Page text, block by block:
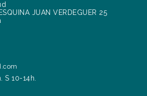
JUAN VERDEGUER 25
S 10-14h.